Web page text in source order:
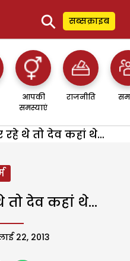
⚲ सब्सक्राइब
आपकी
समस्याएं
राजनीति
थे तो देव कहां थे…
तो देव कहां थे…
22, 2013